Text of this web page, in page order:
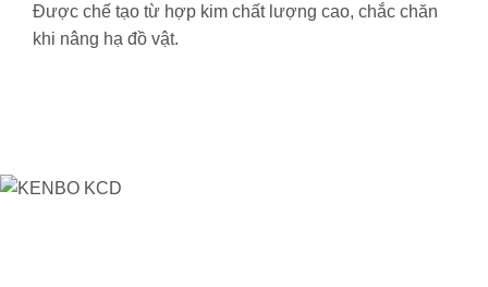
Được chế tạo từ hợp kim chất lượng cao, chắc chăn
khi nâng hạ đồ vật.